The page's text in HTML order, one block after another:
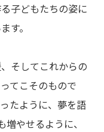
子どもたちの姿に
す。
そしてこれからの
てこそのもので
たように、夢を語
やせるように、